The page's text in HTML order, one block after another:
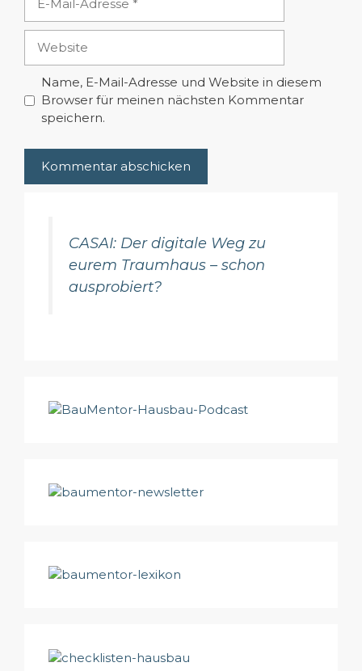
Mail-
Adresse
Name, E-Mail-Adresse und Website in diesem
Browser für meinen nächsten Kommentar
speichern.
CASAI: Der digitale Weg zu
eurem Traumhaus – schon
ausprobiert?